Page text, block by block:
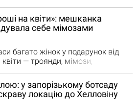
живої природи гарний у
квітнуть рослини в
неймовірний ботсад
починають радувати
квітів. Запоріжжя,…
на квіти»: мешканка
себе мімозами
багато жінок у подарунок від
— троянди, мімози,
в міській лікарні
собі на 8 березня улюблені
помер під час
у запорізькому ботсаду
локацію до Хелловіну